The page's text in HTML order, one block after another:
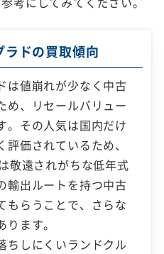
ラドの買取傾向
は値崩れが少なく中古
め、リセールバリュー
。その人気は国内だけ
価されているため、
敬遠されがちな低年式
輸出ルートを持つ中古
もらうことで、さらな
ます。
ちしにくいランドクル